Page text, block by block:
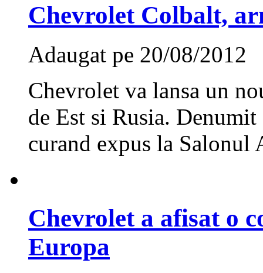
Chevrolet Colbalt,
Adaugat pe 20/08/2012
Chevrolet va lansa un
de Est si Rusia.
curand expus la Salonul
Chevrolet a afisat o
Europa